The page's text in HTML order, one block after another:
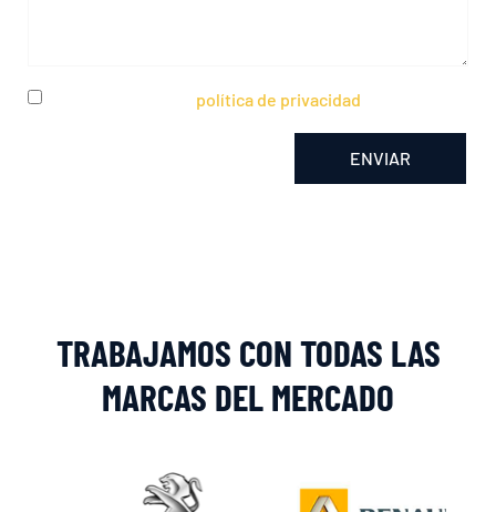
política de privacidad
ENVIAR
TRABAJAMOS CON TODAS LAS
MARCAS DEL MERCADO